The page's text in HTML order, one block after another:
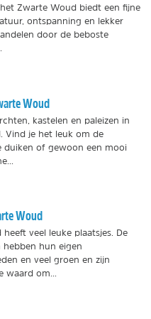
Zwarte Woud biedt een fijne
ontspanning en lekker
door de beboste
Woud
kastelen en paleizen in
Vind je het leuk om de
duiken of gewoon een mooi
Woud
veel leuke plaatsjes. De
hebben hun eigen
en veel groen en zijn
waard om...